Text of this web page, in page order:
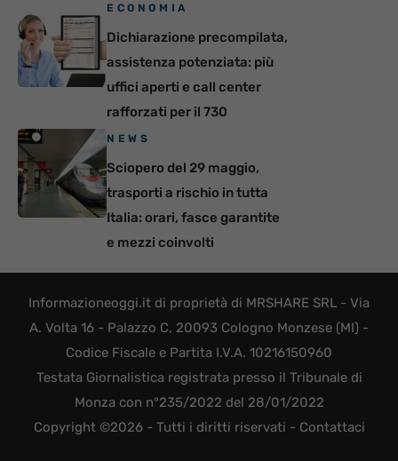
ECONOMIA
Dichiarazione precompilata,
assistenza potenziata: più
uffici aperti e call center
rafforzati per il 730
NEWS
Sciopero del 29 maggio,
trasporti a rischio in tutta
Italia: orari, fasce garantite
e mezzi coinvolti
Informazioneoggi.it di proprietà di MRSHARE SRL - Via
A. Volta 16 - Palazzo C, 20093 Cologno Monzese (MI) -
Codice Fiscale e Partita I.V.A. 10216150960
Testata Giornalistica registrata presso il Tribunale di
Monza con n°235/2022 del 28/01/2022
Copyright ©2026 - Tutti i diritti riservati - Contattaci